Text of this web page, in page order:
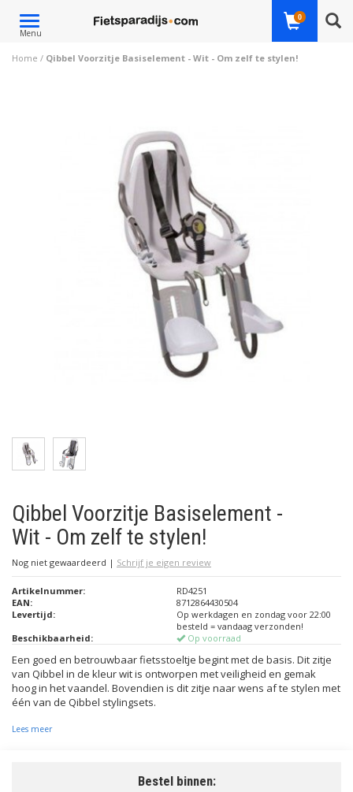
Toggle
navigation
Menu
0
Home / Qibbel Voorzitje Basiselement - Wit - Om zelf te stylen!
Qibbel Voorzitje Basiselement -
Wit - Om zelf te stylen!
Nog niet gewaardeerd | Schrijf je eigen review
Artikelnummer:
RD4251
EAN:
8712864430504
Levertijd:
Op werkdagen en zondag voor 22:00
besteld = vandaag verzonden!
Beschikbaarheid:
Op voorraad
Een goed en betrouwbaar fietsstoeltje begint met de basis. Dit zitje
van Qibbel in de kleur wit is ontworpen met veiligheid en gemak
hoog in het vaandel. Bovendien is dit zitje naar wens af te stylen met
één van de Qibbel stylingsets.
Lees meer
Bestel binnen: